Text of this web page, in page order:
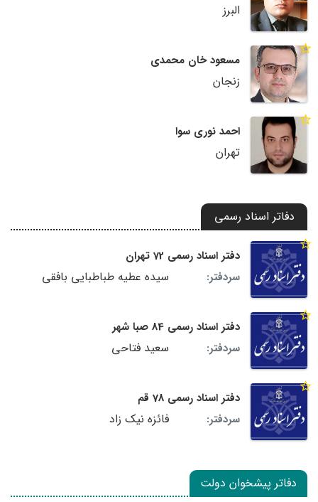
البرز
مسعود خان محمدی
زنجان
احمد نوری سوا
تهران
دفاتر اسناد رسمی
دفتر اسناد رسمی 72 تهران
سردفتر:
سیده عطیه طباطبایی بافقی
دفتر اسناد رسمی 84 صبا شهر
سردفتر:
سعید فتاحی
دفتر اسناد رسمی 78 قم
سردفتر:
فائزه نیک زاد
دفاتر پیشخوان دولت